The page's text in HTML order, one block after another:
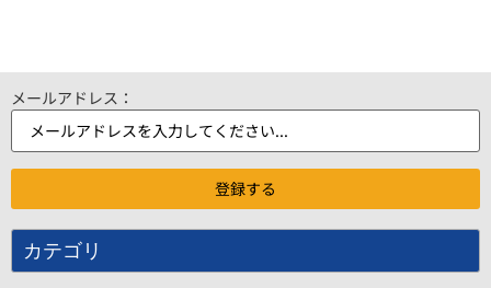
メールアドレス：
カテゴリ